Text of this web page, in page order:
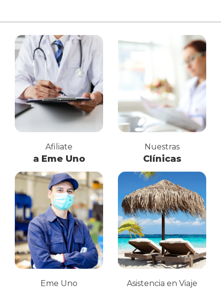
Afiliate
a Eme Uno
Nuestras
Clínicas
Eme Uno Asistencia en Viaje